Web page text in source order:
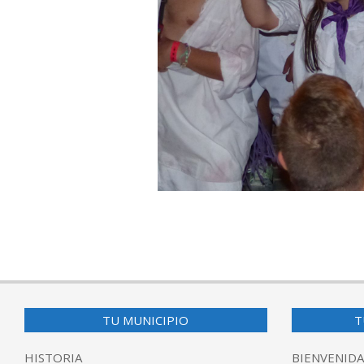
TU MUNICIPIO
HISTORIA BIENVENIDA